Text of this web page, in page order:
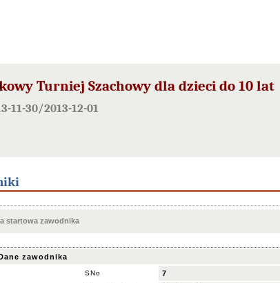
Turniej Szachowy dla dzieci do 10 lat
11-30/2013-12-01
startowa zawodnika
zawodnika
SNo 7